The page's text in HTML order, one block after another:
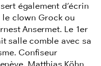
également d’écrin
le clown Grock ou
Ansermet. Le 1er
salle comble avec sa
Confiseur